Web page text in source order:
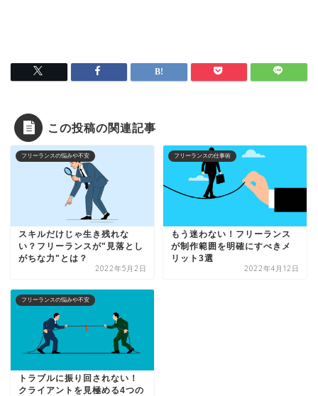
この投稿の関連記事
フリーランスの悩みや不安
スキルだけじゃ生き残れな
い？フリーランスが"見落とし
がちな力"とは？
2022年5月2日
フリーランスの仕事術
もう迷わない！フリーランス
が制作範囲を明確にすべきメ
リット3選
2022年4月12日
フリーランスの悩みや不安
トラブルに振り回されない！
クライアントを見極める4つの